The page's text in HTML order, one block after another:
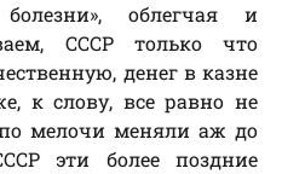
облегчая и
СССР только что
денег в казне
к слову, все равно не
мелочи меняли аж до
эти более поздние